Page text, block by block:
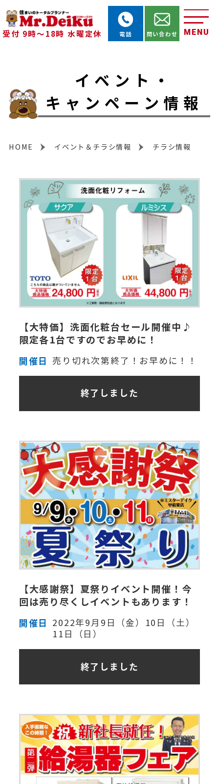
受付 9時～18時 水曜定休 MENU
電話 問い合わせ
イベント・
キャンペーン情報
HOME イベント＆チラシ情報 チラシ情報
【大特価】洗面化粧台セール開催中♪
限定各1台ですのでお早めに！
開催日 売り切れ次第終了！お早めに！！
終了しました
【大感謝祭】夏祭りイベント開催！今
回は売り尽くしイベントもあります！
開催日
2022年9月9日（金）10日（土）
11日（日）
終了しました